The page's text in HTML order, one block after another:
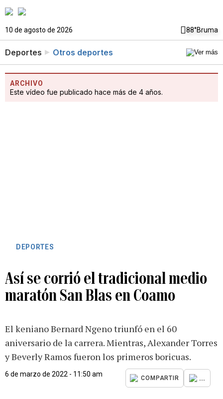
10 de agosto de 2026 88°Bruma
Deportes Otros deportes
ARCHIVO
Este vídeo fue publicado hace más de 4 años.
DEPORTES
Así se corrió el tradicional medio
maratón San Blas en Coamo
El keniano Bernard Ngeno triunfó en el 60
aniversario de la carrera. Mientras, Alexander Torres
y Beverly Ramos fueron los primeros boricuas.
6 de marzo de 2022 - 11:50 am
COMPARTIR ...